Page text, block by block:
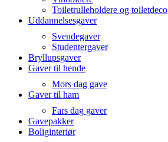
Toiletrulleholdere og toiletdeco
Uddannelsesgaver
Svendegaver
Studentergaver
Bryllupsgaver
Gaver til hende
Mors dag gave
Gaver til ham
Fars dag gaver
Gavepakker
Boliginteriør